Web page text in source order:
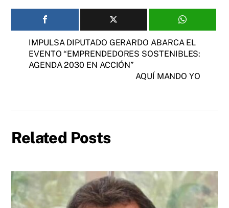
IMPULSA DIPUTADO GERARDO ABARCA EL
EVENTO “EMPRENDEDORES SOSTENIBLES:
AGENDA 2030 EN ACCIÓN”
AQUÍ MANDO YO
Related Posts